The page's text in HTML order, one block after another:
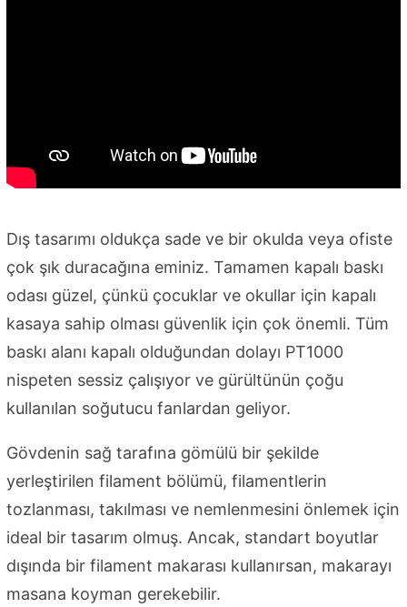
Dış tasarımı oldukça sade ve bir okulda veya ofiste
çok şık duracağına eminiz. Tamamen kapalı baskı
odası güzel, çünkü çocuklar ve okullar için kapalı
kasaya sahip olması güvenlik için çok önemli. Tüm
baskı alanı kapalı olduğundan dolayı PT1000
nispeten sessiz çalışıyor ve gürültünün çoğu
kullanılan soğutucu fanlardan geliyor.
Gövdenin sağ tarafına gömülü bir şekilde
yerleştirilen filament bölümü, filamentlerin
tozlanması, takılması ve nemlenmesini önlemek için
ideal bir tasarım olmuş. Ancak, standart boyutlar
dışında bir filament makarası kullanırsan, makarayı
masana koyman gerekebilir.